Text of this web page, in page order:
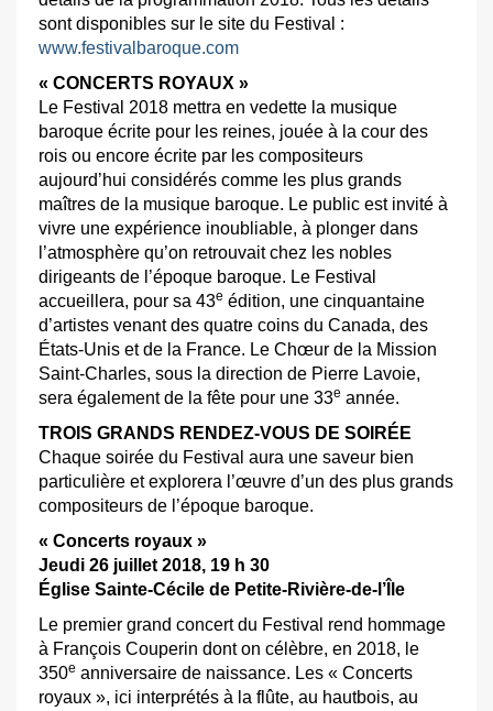
sont disponibles sur le site du Festival :
www.festivalbaroque.com
« CONCERTS ROYAUX »
Le Festival 2018 mettra en vedette la musique
baroque écrite pour les reines, jouée à la cour des
rois ou encore écrite par les compositeurs
aujourd’hui considérés comme les plus grands
maîtres de la musique baroque. Le public est invité à
vivre une expérience inoubliable, à plonger dans
l’atmosphère qu’on retrouvait chez les nobles
dirigeants de l’époque baroque. Le Festival
accueillera, pour sa 43e édition, une cinquantaine
d’artistes venant des quatre coins du Canada, des
États-Unis et de la France. Le Chœur de la Mission
Saint-Charles, sous la direction de Pierre Lavoie,
sera également de la fête pour une 33e année.
TROIS GRANDS RENDEZ-VOUS DE SOIRÉE
Chaque soirée du Festival aura une saveur bien
particulière et explorera l’œuvre d’un des plus grands
compositeurs de l’époque baroque.
« Concerts royaux »
Jeudi 26 juillet 2018, 19 h 30
Église Sainte-Cécile de Petite-Rivière-de-l’Île
Le premier grand concert du Festival rend hommage
à François Couperin dont on célèbre, en 2018, le
350e anniversaire de naissance. Les « Concerts
royaux », ici interprétés à la flûte, au hautbois, au